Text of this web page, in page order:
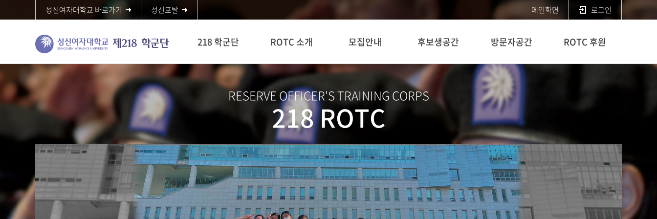
성신여자대학교 바로가기 성신포탈 메인화면 로그인
218 학군단 ROTC 소개 모집안내 후보생공간 방문자공간 ROTC 후원
RESERVE OFFICER'S TRAINING CORPS
218 ROTC